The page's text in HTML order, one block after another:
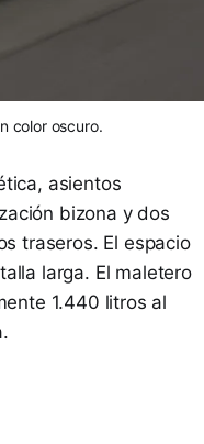
color oscuro.
asientos
bizona y dos
traseros. El espacio
larga. El maletero
1.440 litros al